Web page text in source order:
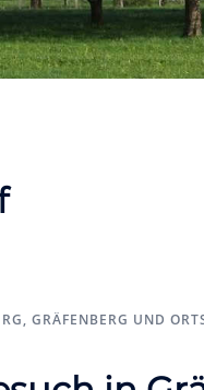
, GRÄFENBERG UND